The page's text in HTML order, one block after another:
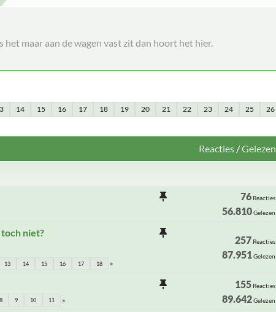
maar aan de wagen vast zit dan hoort het hier.
14 15 16 17 18 19 20 21 22 23 24 25 26
Reacties/Gelezen
76Reacties
56.810Gelezen
niet?
13 14 15 16 17 18
257 Reacties
87.951Gelezen
8 9 10 11
155Reacties
89.642Gelezen